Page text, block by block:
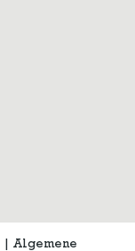
Algemene